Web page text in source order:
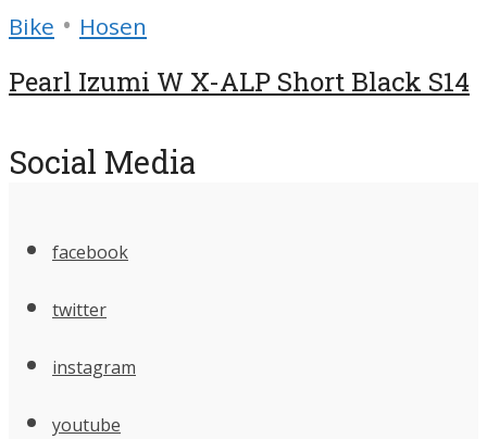
Bike • Hosen
Pearl Izumi W X-ALP Short Black S14
Social Media
facebook
twitter
instagram
youtube